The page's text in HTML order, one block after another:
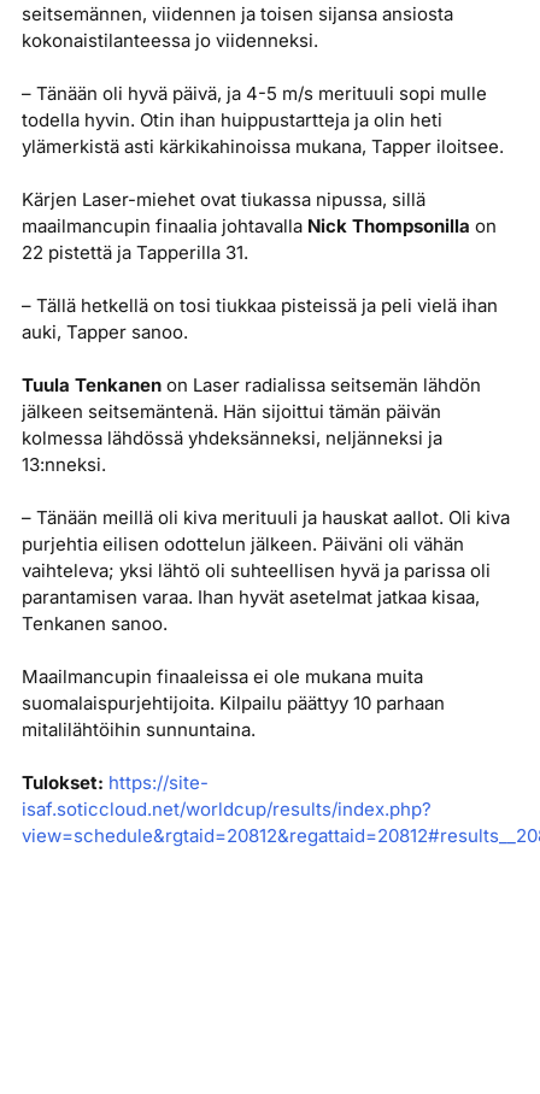
seitsemännen, viidennen ja toisen sijansa ansiosta
kokonaistilanteessa jo viidenneksi.
– Tänään oli hyvä päivä, ja 4-5 m/s merituuli sopi mulle
todella hyvin. Otin ihan huippustartteja ja olin heti
ylämerkistä asti kärkikahinoissa mukana, Tapper iloitsee.
Kärjen Laser-miehet ovat tiukassa nipussa, sillä
maailmancupin finaalia johtavalla Nick Thompsonilla on
22 pistettä ja Tapperilla 31.
– Tällä hetkellä on tosi tiukkaa pisteissä ja peli vielä ihan
auki, Tapper sanoo.
Tuula Tenkanenon Laser radialissa seitsemän lähdön
jälkeen seitsemäntenä. Hän sijoittui tämän päivän
kolmessa lähdössä yhdeksänneksi, neljänneksi ja
13:nneksi.
– Tänään meillä oli kiva merituuli ja hauskat aallot. Oli kiva
purjehtia eilisen odottelun jälkeen. Päiväni oli vähän
vaihteleva; yksi lähtö oli suhteellisen hyvä ja parissa oli
parantamisen varaa. Ihan hyvät asetelmat jatkaa kisaa,
Tenkanen sanoo.
Maailmancupin finaaleissa ei ole mukana muita
suomalaispurjehtijoita. Kilpailu päättyy 10 parhaan
mitalilähtöihin sunnuntaina.
Tulokset: https://site-
isaf.soticcloud.net/worldcup/results/index.php?